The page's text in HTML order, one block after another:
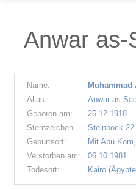
Anwar as-
Name:
Muhammad
Alias:
Anwar as-
Geboren am:
25.12.1918
Sternzeichen
Steinbock
Geburtsort:
Mit Abu
Verstorben am:
06.10.1981
Todesort:
Kairo